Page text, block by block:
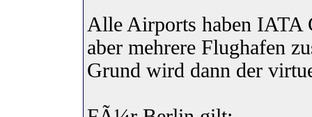
Alle Airports haben IATA
aber mehrere Flughafen
Grund wird dann der